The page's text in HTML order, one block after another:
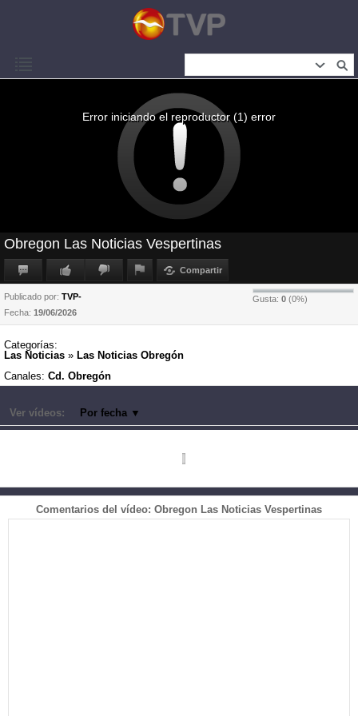
Error iniciando el reproductor (1) error
Obregon Las Noticias Vespertinas
Compartir
Gusta: 0 (0%)
Publicado por: TVP-
Fecha: 19/06/2026
Categorías:
Las Noticias » Las Noticias Obregón
Canales: Cd. Obregón
Ver vídeos: Por fecha ▼
Comentarios del vídeo: Obregon Las Noticias Vespertinas